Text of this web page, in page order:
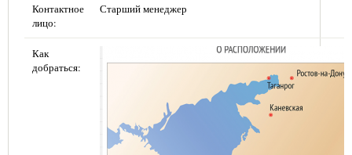
Контактное
лицо:
Старший менеджер
Как
добраться: